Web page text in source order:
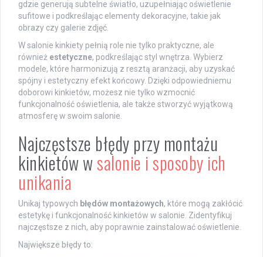
gdzie generują subtelne światło, uzupełniając oświetlenie
sufitowe i podkreślając elementy dekoracyjne, takie jak
obrazy czy galerie zdjęć.
W salonie kinkiety pełnią role nie tylko praktyczne, ale
również estetyczne, podkreślając styl wnętrza. Wybierz
modele, które harmonizują z resztą aranżacji, aby uzyskać
spójny i estetyczny efekt końcowy. Dzięki odpowiedniemu
doborowi kinkietów, możesz nie tylko wzmocnić
funkcjonalność oświetlenia, ale także stworzyć wyjątkową
atmosferę w swoim salonie.
Najczęstsze błędy przy montażu
kinkietów wsalonie i sposoby ich
unikania
Unikaj typowych błędów montażowych, które mogą zakłócić
estetykę i funkcjonalność kinkietów w salonie. Zidentyfikuj
najczęstsze z nich, aby poprawnie zainstalować oświetlenie.
Największe błędy to: